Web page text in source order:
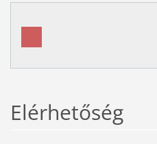
Elérhetőség